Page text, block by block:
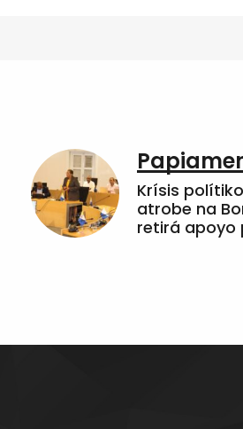
Krísis
atrobe na
retirá apoyo